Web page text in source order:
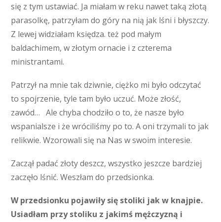
się z tym ustawiać. Ja miałam w reku nawet taką złotą
parasolkę, patrzyłam do góry na nią jak lśni i błyszczy.
Z lewej widziałam księdza. też pod małym
baldachimem, w złotym ornacie i z czterema
ministrantami.
Patrzył na mnie tak dziwnie, ciężko mi było odczytać
to spojrzenie, tyle tam było uczuć. Może złość,
zawód… Ale chyba chodziło o to, że nasze było
wspanialsze i że wróciliśmy po to. A oni trzymali to jak
relikwie. Wzorowali się na Nas w swoim interesie.
Zaczął padać złoty deszcz, wszystko jeszcze bardziej
zaczęło lśnić. Weszłam do przedsionka.
W przedsionku pojawiły się stoliki jak w knajpie.
Usiadłam przy stoliku z jakimś mężczyzną i